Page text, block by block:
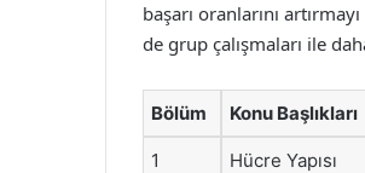
başarı oranlarını
de grup çalışmaları ile
Bölüm Konu Başlıkları
1 Hücre Yapısı